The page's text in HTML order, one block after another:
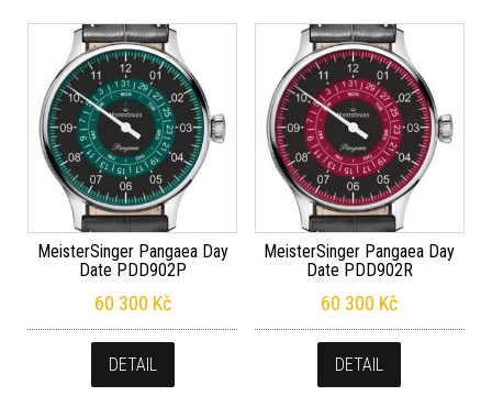
MeisterSinger Pangaea Day
Date PDD902P
60 300 Kč
DETAIL
MeisterSinger Pangaea Day
Date PDD902R
60 300 Kč
DETAIL